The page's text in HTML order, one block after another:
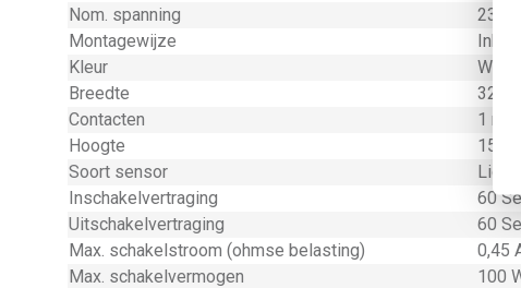
Nom. spanning
230
Montagewijze
Kleur
Wit
Breedte
32
Contacten
1
Hoogte
15
Soort sensor
Inschakelvertraging
60
Uitschakelvertraging
60
Max. schakelstroom (ohmse belasting)
0,45
Max. schakelvermogen
100